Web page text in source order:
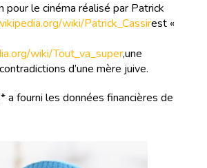
pour le cinéma réalisé par Patrick
wiki/Patrick_Cassirest «
wiki/Tout_va_super,une
d’une mère juive.
a fourni les données financières de